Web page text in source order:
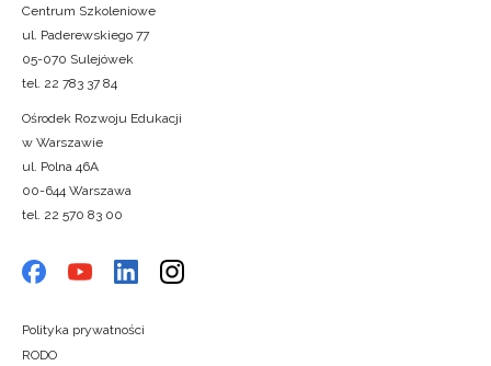
Centrum Szkoleniowe
ul. Paderewskiego 77
05-070 Sulejówek
tel. 22 783 37 84
Ośrodek Rozwoju Edukacji
w Warszawie
ul. Polna 46A
00-644 Warszawa
tel. 22 570 83 00
Polityka prywatności
RODO